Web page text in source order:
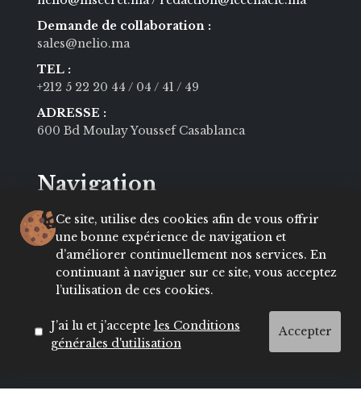
Ce site, utilise des cookies afin de vous offrir
une bonne expérience de navigation et
d’améliorer continuellement nos services. En
continuant à naviguer sur ce site, vous acceptez
l’utilisation de ces cookies.
J’ai lu et j’accepte les Conditions
générales d'utilisation
Accepter
Demande de collaboration :
sales@nelio.ma
TEL :
+212 5 22 20 44 / 04 / 41 / 49
ADRESSE :
600 Bd Moulay Youssef Casablanca
Navigation
MODE
BEAUTÉ
SOCIÉTÉ
CULTURE
VIE PRIVÉE
LIFESTYLE
About
Contact
Conditions
ADRESSES